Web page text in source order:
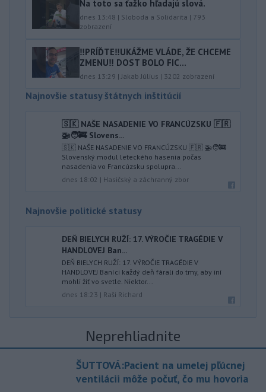
Na toto sa ťažko hľadajú slová.
dnes 13:48 | Sloboda a Solidarita | 793
zobrazení
‼️PRÍĎTE‼️UKÁŽME VLÁDE, ŽE CHCEME
ZMENU‼️ DOST BOLO FIC...
dnes 13:29 |Jakab Július | 3202 zobrazení
Najnovšie statusy štátnych inštitúcií
🇸🇰 NAŠE NASADENIE VO FRANCÚZSKU 🇫🇷
🚁🧑‍🚒 Slovens...
🇸🇰 NAŠE NASADENIE VO FRANCÚZSKU 🇫🇷 🚁🧑‍🚒
Slovenský modul leteckého hasenia počas
nasadenia vo Francúzsku spolupra...
dnes 18:02 | Hasičský a záchranný zbor
Najnovšie politické statusy
DEŇ BIELYCH RUŽÍ: 17. VÝROČIE TRAGÉDIE V
HANDLOVEJ Ban...
DEŇ BIELYCH RUŽÍ: 17. VÝROČIE TRAGÉDIE V
HANDLOVEJ Baníci každý deň fárali do tmy, aby iní
mohli žiť vo svetle. Niektor...
dnes 18:23 | Raši Richard
Neprehliadnite
ŠUTTOVÁ:Pacient na umelej pľúcnej
ventilácii môže počuť, čo mu hovoria